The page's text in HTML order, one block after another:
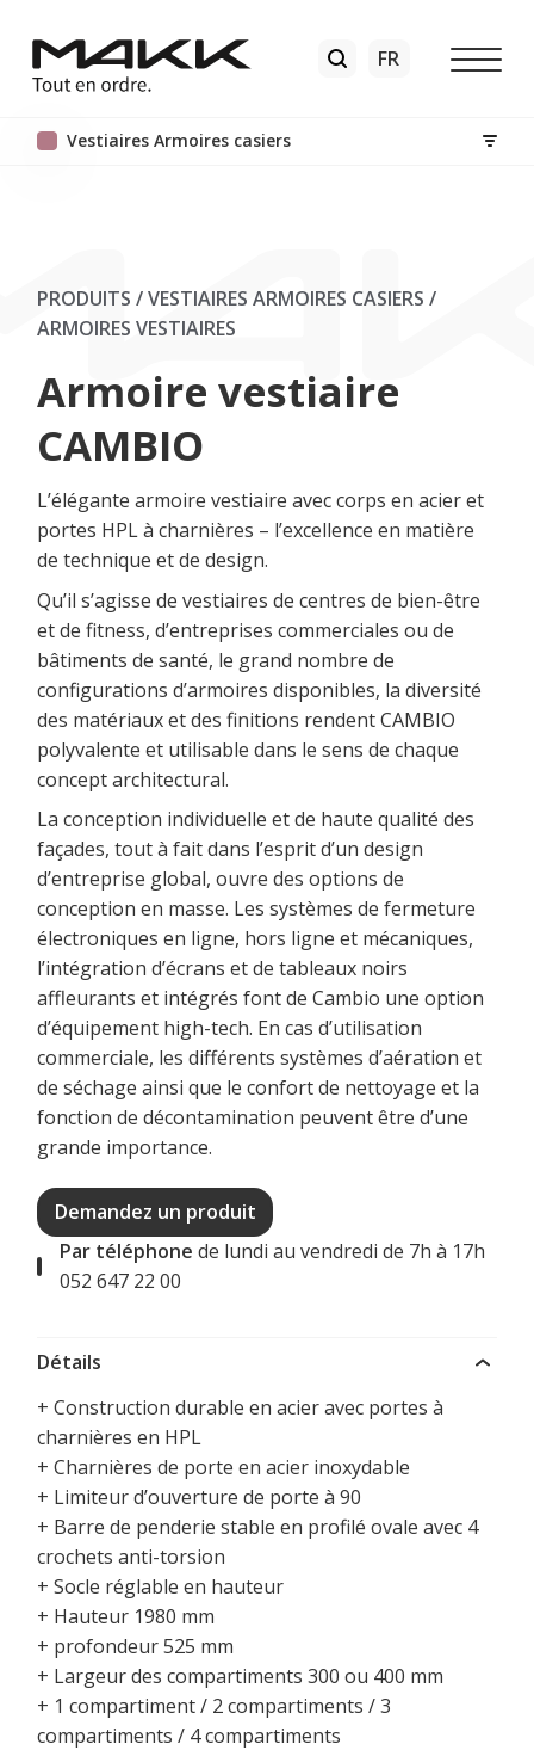
Vestiaires Armoires casiers
PRODUITS / VESTIAIRES ARMOIRES CASIERS /
ARMOIRES VESTIAIRES
Armoire vestiaire
CAMBIO
L’élégante armoire vestiaire avec corps en acier et
portes HPL à charnières – l’excellence en matière
de technique et de design.
Qu’il s’agisse de vestiaires de centres de bien-être
et de fitness, d’entreprises commerciales ou de
bâtiments de santé, le grand nombre de
configurations d’armoires disponibles, la diversité
des matériaux et des finitions rendent CAMBIO
polyvalente et utilisable dans le sens de chaque
concept architectural.
La conception individuelle et de haute qualité des
façades, tout à fait dans l’esprit d’un design
d’entreprise global, ouvre des options de
conception en masse. Les systèmes de fermeture
électroniques en ligne, hors ligne et mécaniques,
l’intégration d’écrans et de tableaux noirs
affleurants et intégrés font de Cambio une option
d’équipement high-tech. En cas d’utilisation
commerciale, les différents systèmes d’aération et
de séchage ainsi que le confort de nettoyage et la
fonction de décontamination peuvent être d’une
grande importance.
Demandez un produit
Par téléphone de lundi au vendredi de 7h à 17h
052 647 22 00
Détails
+ Construction durable en acier avec portes à
charnières en HPL
+ Charnières de porte en acier inoxydable
+ Limiteur d’ouverture de porte à 90
+ Barre de penderie stable en profilé ovale avec 4
crochets anti-torsion
+ Socle réglable en hauteur
+ Hauteur 1980 mm
+ profondeur 525 mm
+ Largeur des compartiments 300 ou 400 mm
+ 1 compartiment / 2 compartiments / 3
compartiments / 4 compartiments